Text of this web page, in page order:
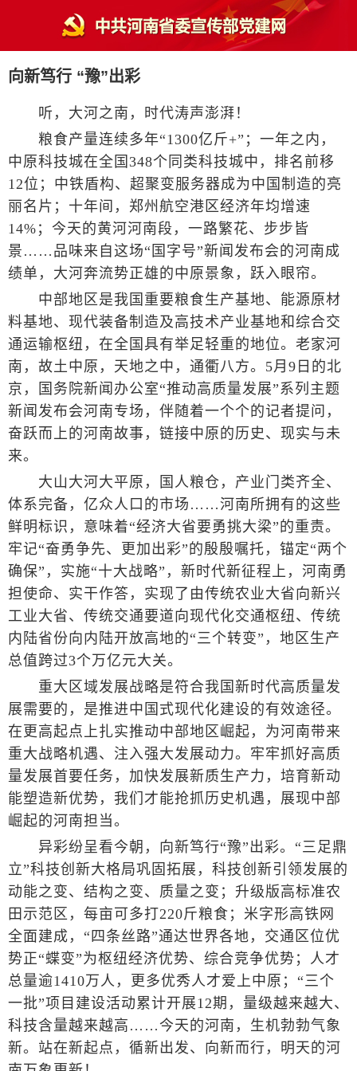
向新笃行 “豫”出彩
听，大河之南，时代涛声澎湃！
粮食产量连续多年“1300亿斤+”；一年之内，
中原科技城在全国348个同类科技城中，排名前移
12位；中铁盾构、超聚变服务器成为中国制造的亮
丽名片；十年间，郑州航空港区经济年均增速
14%；今天的黄河河南段，一路繁花、步步皆
景……品味来自这场“国字号”新闻发布会的河南成
绩单，大河奔流势正雄的中原景象，跃入眼帘。
中部地区是我国重要粮食生产基地、能源原材
料基地、现代装备制造及高技术产业基地和综合交
通运输枢纽，在全国具有举足轻重的地位。老家河
南，故土中原，天地之中，通衢八方。5月9日的北
京，国务院新闻办公室“推动高质量发展”系列主题
新闻发布会河南专场，伴随着一个个的记者提问，
奋跃而上的河南故事，链接中原的历史、现实与未
来。
大山大河大平原，国人粮仓，产业门类齐全、
体系完备，亿众人口的市场……河南所拥有的这些
鲜明标识，意味着“经济大省要勇挑大梁”的重责。
牢记“奋勇争先、更加出彩”的殷殷嘱托，锚定“两个
确保”，实施“十大战略”，新时代新征程上，河南勇
担使命、实干作答，实现了由传统农业大省向新兴
工业大省、传统交通要道向现代化交通枢纽、传统
内陆省份向内陆开放高地的“三个转变”，地区生产
总值跨过3个万亿元大关。
重大区域发展战略是符合我国新时代高质量发
展需要的，是推进中国式现代化建设的有效途径。
在更高起点上扎实推动中部地区崛起，为河南带来
重大战略机遇、注入强大发展动力。牢牢抓好高质
量发展首要任务，加快发展新质生产力，培育新动
能塑造新优势，我们才能抢抓历史机遇，展现中部
崛起的河南担当。
异彩纷呈看今朝，向新笃行“豫”出彩。“三足鼎
立”科技创新大格局巩固拓展，科技创新引领发展的
动能之变、结构之变、质量之变；升级版高标准农
田示范区，每亩可多打220斤粮食；米字形高铁网
全面建成，“四条丝路”通达世界各地，交通区位优
势正“蝶变”为枢纽经济优势、综合竞争优势；人才
总量逾1410万人，更多优秀人才爱上中原；“三个
一批”项目建设活动累计开展12期，量级越来越大、
科技含量越来越高……今天的河南，生机勃勃气象
新。站在新起点，循新出发、向新而行，明天的河